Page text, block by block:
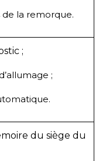
la remorque.
;
;
du siège du